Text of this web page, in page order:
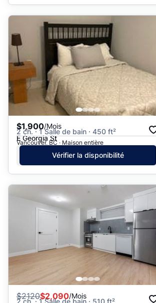
$1,900/Mois
2 ch. · 1 Salle de bain · 450 ft²
E Georgia St
Vancouver, BC · Maison entière
Vérifier la disponibilité
$2120$2,090/Mois
2 ch. · 1 Salle de bain · 510 ft²